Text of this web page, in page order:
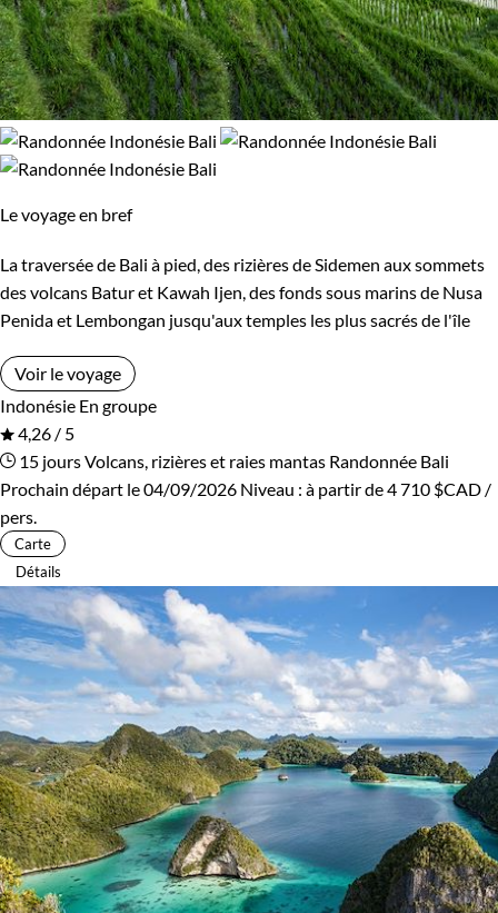
Le voyage en bref
La traversée de Bali à pied, des rizières de Sidemen aux sommets
des volcans Batur et Kawah Ijen, des fonds sous marins de Nusa
Penida et Lembongan jusqu'aux temples les plus sacrés de l'île
Voir le voyage
Indonésie En groupe
4,26 / 5
15 joursVolcans, rizières et raies mantas Randonnée Bali
Prochain départ le 04/09/2026 Niveau : à partir de4 710 $CAD /
pers.
Carte
Détails